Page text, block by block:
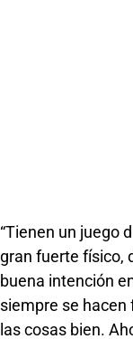
“Tienen un juego
gran fuerte físico,
buena intención
siempre se hacen
las cosas bien.